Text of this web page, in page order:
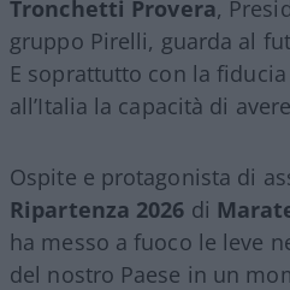
Tronchetti Provera,
gruppo Pirelli, guarda al
E soprattutto con la
all’Italia la capacità di
Ospite e protagonista di
Ripartenza 2026 di
ha messo a fuoco le leve
del nostro Paese in un